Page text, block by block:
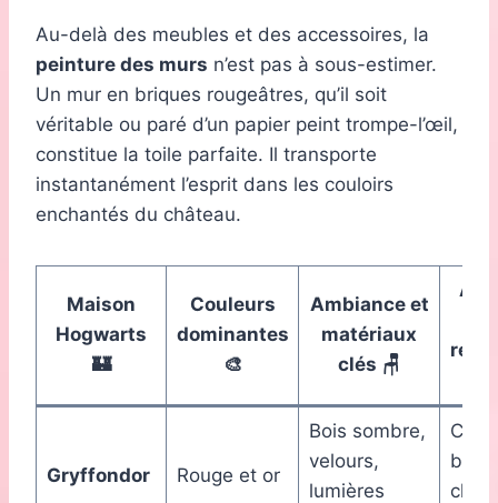
Au-delà des meubles et des accessoires, la
peinture des murs n’est pas à sous-estimer.
Un mur en briques rougeâtres, qu’il soit
véritable ou paré d’un papier peint trompe-l’œil,
constitue la toile parfaite. Il transporte
instantanément l’esprit dans les couloirs
enchantés du château.
Maison
Hogwarts
🏰
Couleurs
dominantes
🎨
Ambiance et
matériaux
clés 🪑
Gryffondor Rouge et or
Bois sombre,
velours,
lumières